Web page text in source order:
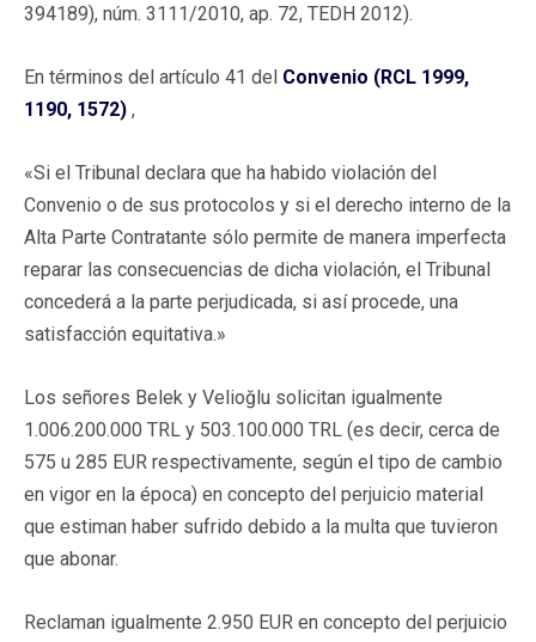
394189), núm. 3111/2010, ap. 72, TEDH 2012).
En términos del artículo 41 del Convenio (RCL 1999,
1190, 1572) ,
«Si el Tribunal declara que ha habido violación del
Convenio o de sus protocolos y si el derecho interno de la
Alta Parte Contratante sólo permite de manera imperfecta
reparar las consecuencias de dicha violación, el Tribunal
concederá a la parte perjudicada, si así procede, una
satisfacción equitativa.»
Los señores Belek y Velioğlu solicitan igualmente
1.006.200.000 TRL y 503.100.000 TRL (es decir, cerca de
575 u 285 EUR respectivamente, según el tipo de cambio
en vigor en la época) en concepto del perjuicio material
que estiman haber sufrido debido a la multa que tuvieron
que abonar.
Reclaman igualmente 2.950 EUR en concepto del perjuicio